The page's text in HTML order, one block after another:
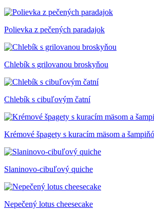
Polievka z pečených paradajok
Chlebík s grilovanou broskyňou
Chlebík s cibuľovým čatní
Krémové špagety s kuracím mäsom a
Slaninovo-cibuľový quiche
Nepečený lotus cheesecake